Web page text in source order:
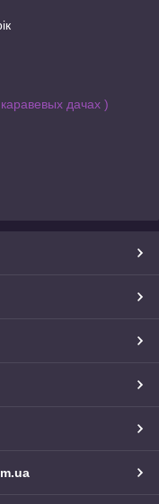
дачах )